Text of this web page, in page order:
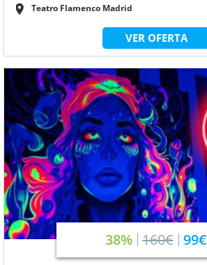
Teatro Flamenco Madrid
VER OFERTA
38% 160€ 99€